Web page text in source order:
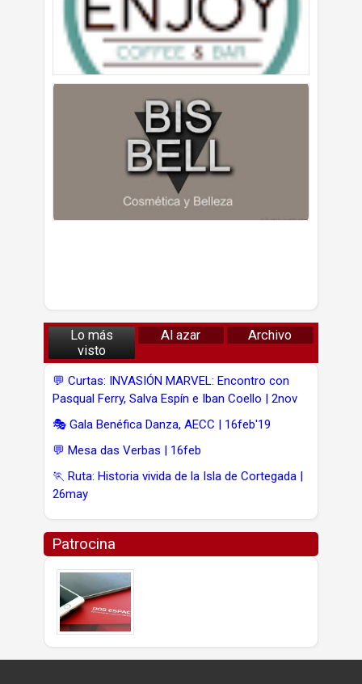
Lo más
visto
Al azar Archivo
💬 Curtas: INVASIÓN MARVEL: Encontro con
Pasqual Ferry, Salva Espín e Iban Coello | 2nov
🎭 Gala Benéfica Danza, AECC | 16feb'19
💬 Mesa das Verbas | 16feb
🏃 Ruta: Historia vivida de la Isla de Cortegada |
26may
Patrocina